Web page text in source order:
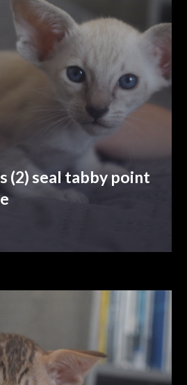
(2) seal tabby point